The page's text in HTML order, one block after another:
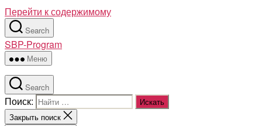
Перейти к содержимому
Search
SBP-Program
Меню
Search
Поиск:
Закрыть поиск